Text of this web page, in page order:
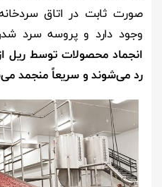
وجود دارد و پروسه سرد
رد می‌شوند و سریعاً منجمد